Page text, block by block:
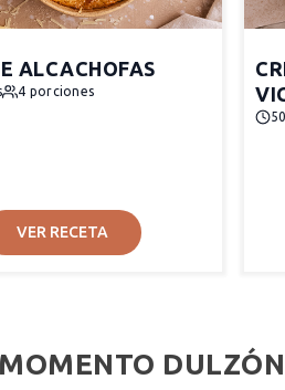
ALCACHOFAS
4 porciones
VER RECETA
MOMENTO DULZÓN